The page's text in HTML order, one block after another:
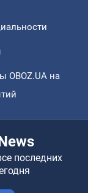
OBOZ.UA на
последних